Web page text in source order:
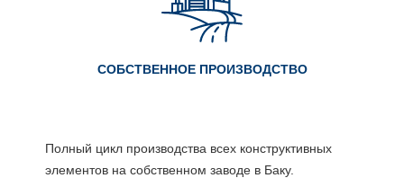
СОБСТВЕННОЕ ПРОИЗВОДСТВО
Полный цикл производства всех конструктивных
элементов на собственном заводе в Баку.